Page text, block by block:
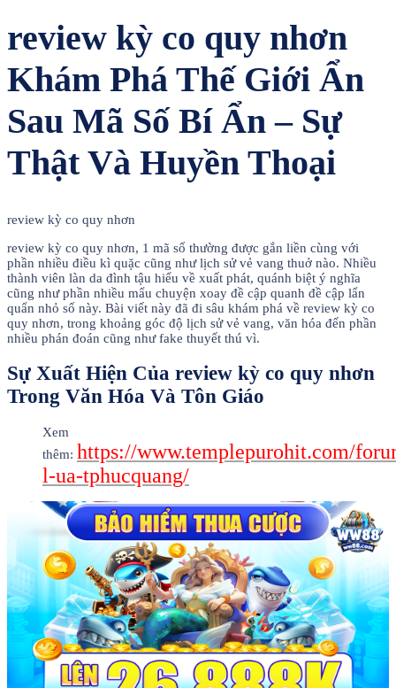
review kỳ co quy nhơn
Khám Phá Thế Giới Ẩn
Sau Mã Số Bí Ẩn – Sự
Thật Và Huyền Thoại
review kỳ co quy nhơn
review kỳ co quy nhơn, 1 mã số thường được gắn liền cùng với
phần nhiều điều kì quặc cũng như lịch sử vẻ vang thuở nào. Nhiều
thành viên làn da đình tậu hiểu về xuất phát, quánh biệt ý nghĩa
cũng như phần nhiều mẩu chuyện xoay đề cập quanh đề cập lẩn
quẩn nhỏ số này. Bài viết này đã đi sâu khám phá về review kỳ co
quy nhơn, trong khoảng góc độ lịch sử vẻ vang, văn hóa đến phần
nhiều phán đoán cũng như fake thuyết thú vì.
Sự Xuất Hiện Của review kỳ co quy nhơn
Trong Văn Hóa Và Tôn Giáo
Xem
thêm: https://www.templepurohit.com/
l-ua-tphucquang/